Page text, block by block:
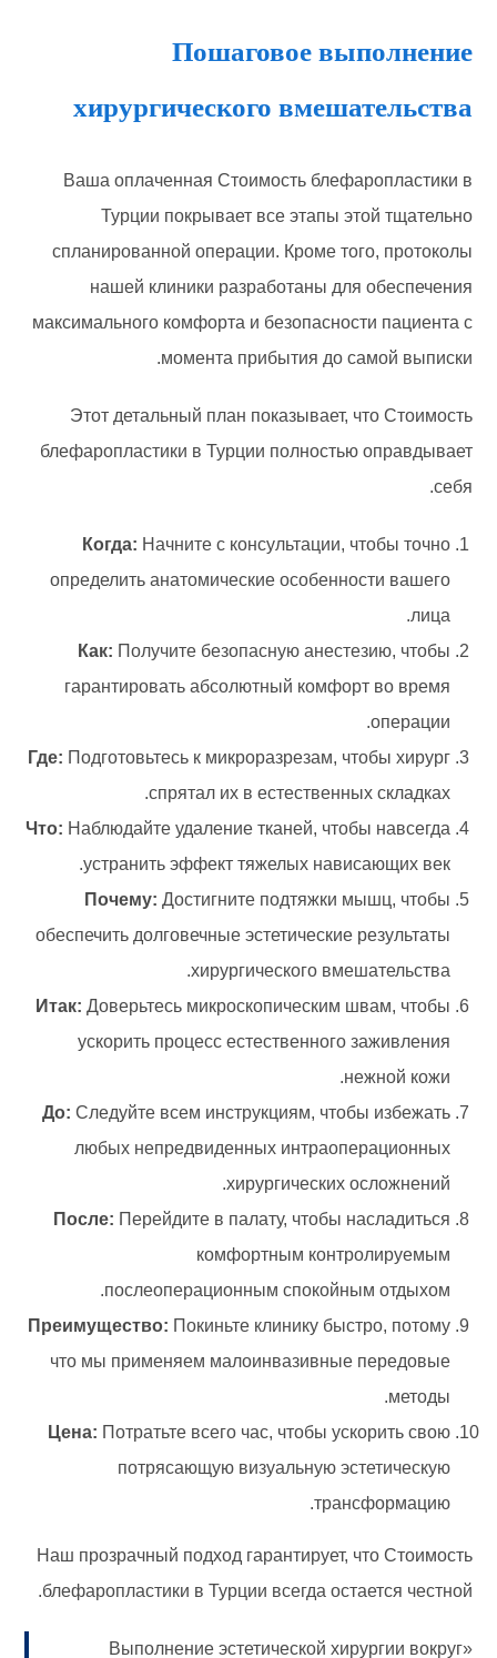
Пошаговое выполнение
хирургического вмешательства
Ваша оплаченная Стоимость блефаропластики в
Турции покрывает все этапы этой тщательно
спланированной операции. Кроме того, протоколы
нашей клиники разработаны для обеспечения
максимального комфорта и безопасности пациента с
момента прибытия до самой выписки.
Этот детальный план показывает, что Стоимость
блефаропластики в Турции полностью оправдывает
себя.
Когда:Начните с консультации, чтобы точно
определить анатомические особенности вашего
лица.
Как:Получите безопасную анестезию, чтобы
гарантировать абсолютный комфорт во время
операции.
Где:Подготовьтесь к микроразрезам, чтобы хирург
спрятал их в естественных складках.
Что:Наблюдайте удаление тканей, чтобы навсегда
устранить эффект тяжелых нависающих век.
Почему:Достигните подтяжки мышц, чтобы
обеспечить долговечные эстетические результаты
хирургического вмешательства.
Итак:Доверьтесь микроскопическим швам, чтобы
ускорить процесс естественного заживления
нежной кожи.
До:Следуйте всем инструкциям, чтобы избежать
любых непредвиденных интраоперационных
хирургических осложнений.
После:Перейдите в палату, чтобы насладиться
комфортным контролируемым
послеоперационным спокойным отдыхом.
Преимущество:Покиньте клинику быстро, потому
что мы применяем малоинвазивные передовые
методы.
Цена:Потратьте всего час, чтобы ускорить свою
потрясающую визуальную эстетическую
трансформацию.
Наш прозрачный подход гарантирует, что Стоимость
блефаропластики в Турции всегда остается честной.
«Выполнение эстетической хирургии вокруг